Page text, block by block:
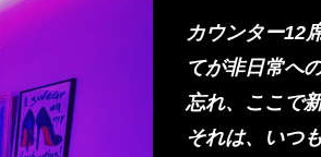
カウンター12
てが非日常へ
忘れ、ここで
それは、いつ